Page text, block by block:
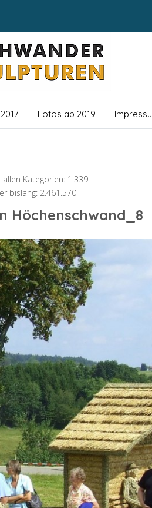
Fotos ab 2019
Kategorien: 1.339
bislang: 2.461.570
Höchenschwand_8